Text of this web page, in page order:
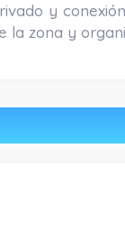
y
zona y